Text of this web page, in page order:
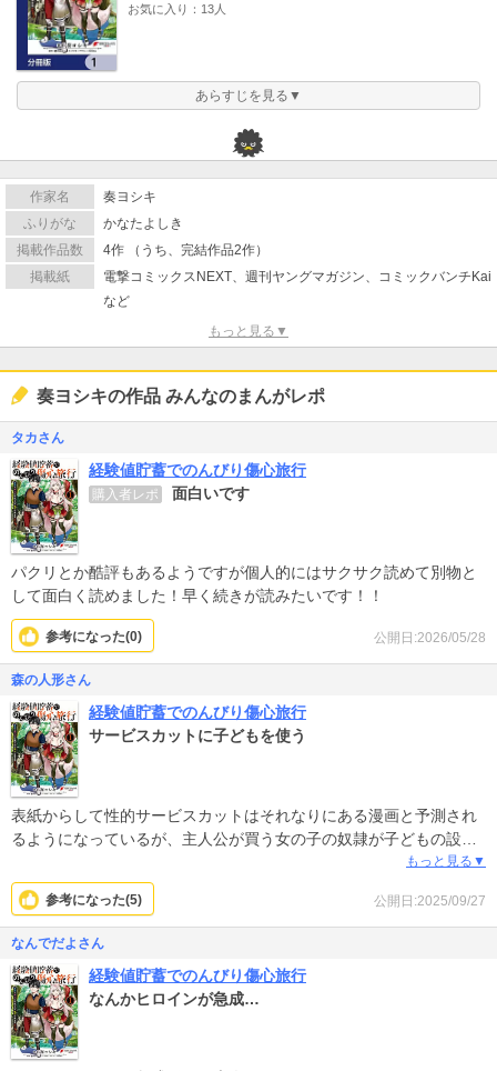
お気に入り：13人
あらすじを見る▼
作家名
奏ヨシキ
ふりがな
かなたよしき
掲載作品数
4作 （うち、完結作品2作）
掲載紙
電撃コミックスNEXT、週刊ヤングマガジン、コミックバンチKai
など
もっと見る▼
奏ヨシキの作品 みんなのまんがレポ
タカさん
経験値貯蓄でのんびり傷心旅行
購入者レポ 面白いです
パクリとか酷評もあるようですが個人的にはサクサク読めて別物と
して面白く読めました！早く続きが読みたいです！！
公開日:2026/05/28
参考になった(0)
森の人形さん
経験値貯蓄でのんびり傷心旅行
サービスカットに子どもを使う
表紙からして性的サービスカットはそれなりにある漫画と予測され
るようになっているが、主人公が買う女の子の奴隷が子どもの設定
にも関わらず、その子どもを裸にし不必要にも一緒に風呂に入り成
長しかけた胸部に触るなどという描写があるため、苦手な人は注意
すべき。
子ども、児童が対象な性的サービスカットは、不快なので避けて欲
しいと思うが、この手のファンタジーは、コミカライズの売れ行き
を意識するあまり、サービスカットは欠かせないものとなってい
る。
せめてサービスカットは成人にして欲しい。
もっと見る▼
公開日:2025/09/27
参考になった(5)
なんでだよさん
経験値貯蓄でのんびり傷心旅行
なんかヒロインが急成…